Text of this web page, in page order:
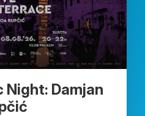
Night: Damjan